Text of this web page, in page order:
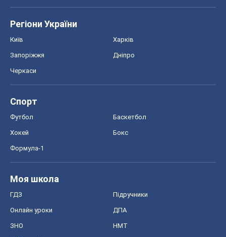
Регіони України
Київ Харків
Запоріжжя Дніпро
Черкаси
Спорт
Футбол Баскетбол
Хокей Бокс
Формула-1
Моя школа
ГДЗ Підручники
Онлайн уроки ДПА
ЗНО НМТ